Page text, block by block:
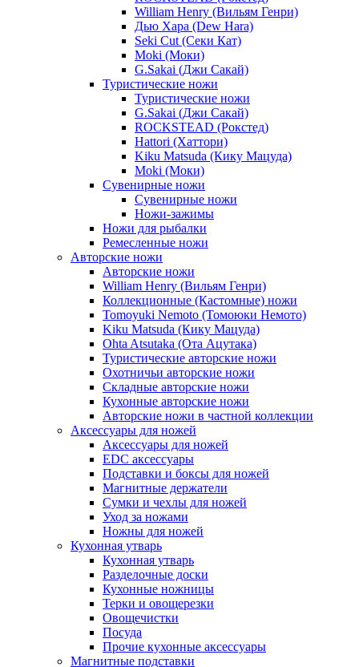
William Henry (Вильям Генри)
Дью Хара (Dew Hara)
Seki Cut (Секи Кат)
Moki (Моки)
G.Sakai (Джи Сакай)
Туристические ножи
Туристические ножи
G.Sakai (Джи Сакай)
ROCKSTEAD (Рокстед)
Hattori (Хаттори)
Kiku Matsuda (Кику Мацуда)
Moki (Моки)
Сувенирные ножи
Сувенирные ножи
Ножи-зажимы
Ножи для рыбалки
Ремесленные ножи
Авторские ножи
Авторские ножи
William Henry (Вильям Генри)
Коллекционные (Кастомные) ножи
Tomoyuki Nemoto (Томоюки Немото)
Kiku Matsuda (Кику Мацуда)
Ohta Atsutaka (Ота Ацутака)
Туристические авторские ножи
Охотничьи авторские ножи
Складные авторские ножи
Кухонные авторские ножи
Авторские ножи в частной коллекции
Аксессуары для ножей
Аксессуары для ножей
EDC аксессуары
Подставки и боксы для ножей
Магнитные держатели
Сумки и чехлы для ножей
Уход за ножами
Ножны для ножей
Кухонная утварь
Кухонная утварь
Разделочные доски
Кухонные ножницы
Терки и овощерезки
Овощечистки
Посуда
Прочие кухонные аксессуары
Магнитные подставки